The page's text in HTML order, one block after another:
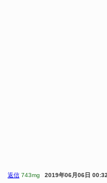
返信 743mg 2019年06月06日